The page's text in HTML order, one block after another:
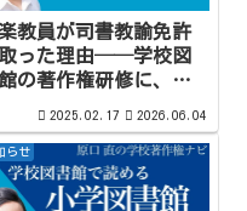
教員が司書教諭免許
った理由──学校図
の著作権研修に、も
2025.02.17 2026.06.04
らせ